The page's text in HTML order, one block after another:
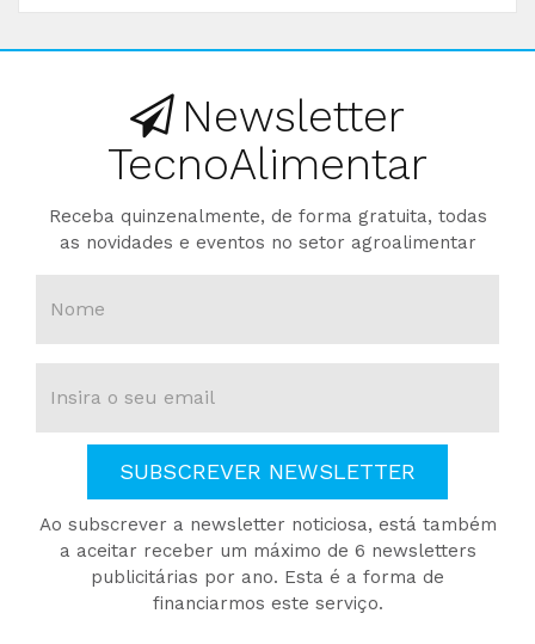
Newsletter
TecnoAlimentar
Receba quinzenalmente, de forma gratuita, todas
as novidades e eventos no setor agroalimentar
SUBSCREVER NEWSLETTER
Ao subscrever a newsletter noticiosa, está também
a aceitar receber um máximo de 6 newsletters
publicitárias por ano. Esta é a forma de
financiarmos este serviço.